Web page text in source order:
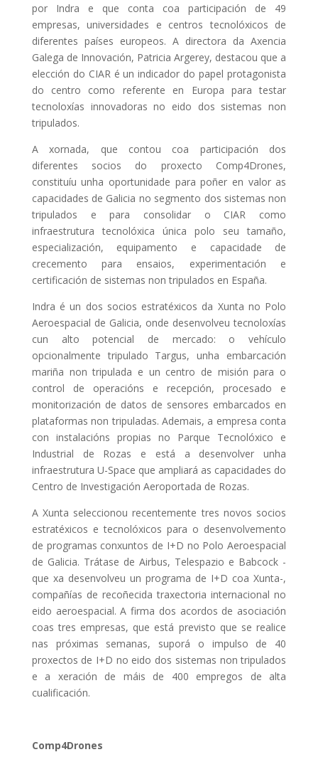
por Indra e que conta coa participación de 49
empresas, universidades e centros tecnolóxicos de
diferentes países europeos. A directora da Axencia
Galega de Innovación, Patricia Argerey, destacou que a
elección do CIAR é un indicador do papel protagonista
do centro como referente en Europa para testar
tecnoloxías innovadoras no eido dos sistemas non
tripulados.
A xornada, que contou coa participación dos
diferentes socios do proxecto Comp4Drones,
constituíu unha oportunidade para poñer en valor as
capacidades de Galicia no segmento dos sistemas non
tripulados e para consolidar o CIAR como
infraestrutura tecnolóxica única polo seu tamaño,
especialización, equipamento e capacidade de
crecemento para ensaios, experimentación e
certificación de sistemas non tripulados en España.
Indra é un dos socios estratéxicos da Xunta no Polo
Aeroespacial de Galicia, onde desenvolveu tecnoloxías
cun alto potencial de mercado: o vehículo
opcionalmente tripulado Targus, unha embarcación
mariña non tripulada e un centro de misión para o
control de operacións e recepción, procesado e
monitorización de datos de sensores embarcados en
plataformas non tripuladas. Ademais, a empresa conta
con instalacións propias no Parque Tecnolóxico e
Industrial de Rozas e está a desenvolver unha
infraestrutura U-Space que ampliará as capacidades do
Centro de Investigación Aeroportada de Rozas.
A Xunta seleccionou recentemente tres novos socios
estratéxicos e tecnolóxicos para o desenvolvemento
de programas conxuntos de I+D no Polo Aeroespacial
de Galicia. Trátase de Airbus, Telespazio e Babcock -
que xa desenvolveu un programa de I+D coa Xunta-,
compañías de recoñecida traxectoria internacional no
eido aeroespacial. A firma dos acordos de asociación
coas tres empresas, que está previsto que se realice
nas próximas semanas, suporá o impulso de 40
proxectos de I+D no eido dos sistemas non tripulados
e a xeración de máis de 400 empregos de alta
cualificación.
Comp4Drones